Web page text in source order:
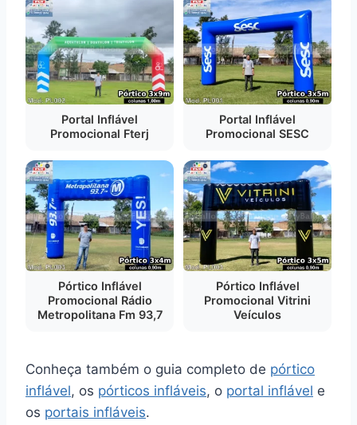
Portal Inflável
Promocional Fterj
Portal Inflável
Promocional SESC
Pórtico Inflável
Promocional Rádio
Metropolitana Fm 93,7
Pórtico Inflável
Promocional Vitrini
Veículos
Conheça também o guia completo de pórtico
inflável, os pórticos infláveis, o portal inflável e
os portais infláveis.